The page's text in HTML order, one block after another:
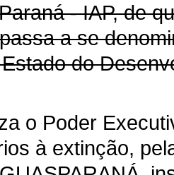
- IAP, de
a se
do
o Poder
à extinção,